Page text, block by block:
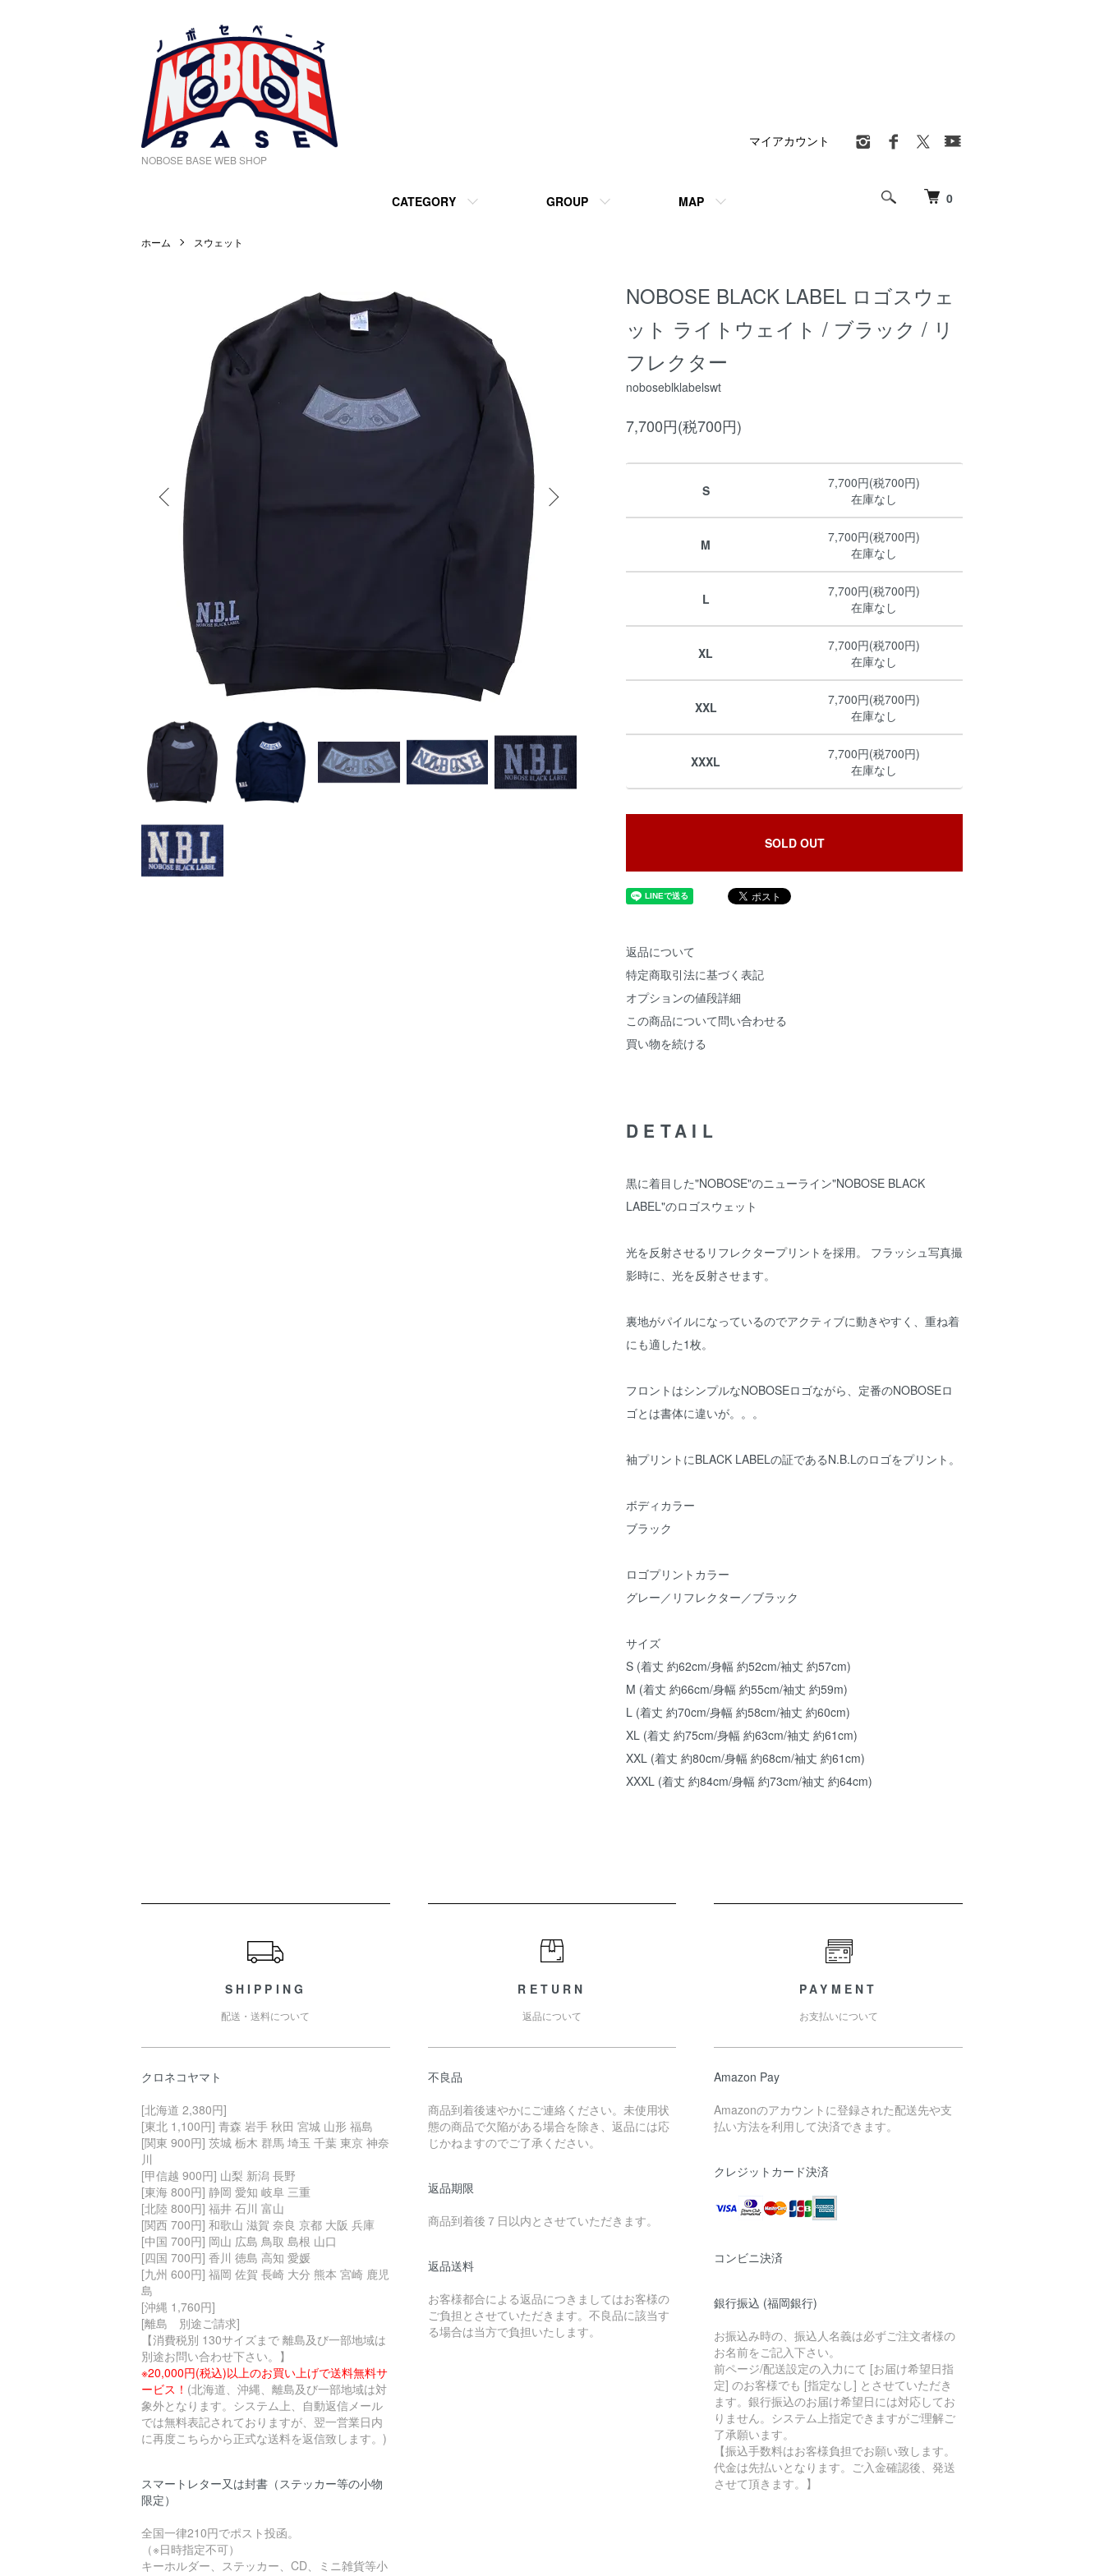
NOBOSE BASE WEB SHOP
0
CATEGORY GROUP MAP
マイアカウント
ホーム スウェット
NOBOSE BLACK LABEL ロゴスウェ
ット ライトウェイト / ブラック / リ
フレクター
noboseblklabelswt
7,700円(税700円)
S
7,700円(税700円)
在庫なし
M
7,700円(税700円)
在庫なし
L
7,700円(税700円)
在庫なし
XL
7,700円(税700円)
在庫なし
XXL
7,700円(税700円)
在庫なし
XXXL
7,700円(税700円)
在庫なし
SOLD OUT
返品について
特定商取引法に基づく表記
オプションの値段詳細
この商品について問い合わせる
買い物を続ける
DETAIL
黒に着目した"NOBOSE"のニューライン"NOBOSE BLACK
LABEL"のロゴスウェット
光を反射させるリフレクタープリントを採用。 フラッシュ写真撮
影時に、光を反射させます。
裏地がパイルになっているのでアクティブに動きやすく、重ね着
にも適した1枚。
フロントはシンプルなNOBOSEロゴながら、定番のNOBOSEロ
ゴとは書体に違いが。。。
袖プリントにBLACK LABELの証であるN.B.Lのロゴをプリント。
ボディカラー
ブラック
ロゴプリントカラー
グレー／リフレクター／ブラック
サイズ
S (着丈 約62cm/身幅 約52cm/袖丈 約57cm)
M (着丈 約66cm/身幅 約55cm/袖丈 約59m)
L (着丈 約70cm/身幅 約58cm/袖丈 約60cm)
XL (着丈 約75cm/身幅 約63cm/袖丈 約61cm)
XXL (着丈 約80cm/身幅 約68cm/袖丈 約61cm)
XXXL (着丈 約84cm/身幅 約73cm/袖丈 約64cm)
SHIPPING
配送・送料について
クロネコヤマト
[北海道 2,380円]
[東北 1,100円] 青森 岩手 秋田 宮城 山形 福島
[関東 900円] 茨城 栃木 群馬 埼玉 千葉 東京 神奈
川
[甲信越 900円] 山梨 新潟 長野
[東海 800円] 静岡 愛知 岐阜 三重
[北陸 800円] 福井 石川 富山
[関西 700円] 和歌山 滋賀 奈良 京都 大阪 兵庫
[中国 700円] 岡山 広島 鳥取 島根 山口
[四国 700円] 香川 徳島 高知 愛媛
[九州 600円] 福岡 佐賀 長崎 大分 熊本 宮崎 鹿児
島
[沖縄 1,760円]
[離島 別途ご請求]
【消費税別 130サイズまで 離島及び一部地域は
別途お問い合わせ下さい。】
※20,000円(税込)以上のお買い上げで送料無料サ
ービス！ (北海道、沖縄、離島及び一部地域は対
象外となります。システム上、自動返信メール
では無料表記されておりますが、翌一営業日内
に再度こちらから正式な送料を返信致します。)
スマートレター又は封書（ステッカー等の小物
限定）
全国一律210円でポスト投函。
（※日時指定不可）
キーホルダー、ステッカー、CD、ミニ雑貨等小
RETURN
返品について
不良品
商品到着後速やかにご連絡ください。未使用状
態の商品で欠陥がある場合を除き、返品には応
じかねますのでご了承ください。
返品期限
商品到着後７日以内とさせていただきます。
返品送料
お客様都合による返品につきましてはお客様の
ご負担とさせていただきます。不良品に該当す
る場合は当方で負担いたします。
PAYMENT
お支払いについて
Amazon Pay
Amazonのアカウントに登録された配送先や支
払い方法を利用して決済できます。
クレジットカード決済
コンビニ決済
銀行振込 (福岡銀行)
お振込み時の、振込人名義は必ずご注文者様の
お名前をご記入下さい。
前ページ/配送設定の入力にて [お届け希望日指
定] のお客様でも [指定なし] とさせていただき
ます。銀行振込のお届け希望日には対応してお
りません。システム上指定できますがご理解ご
了承願います。
【振込手数料はお客様負担でお願い致します。
代金は先払いとなります。ご入金確認後、発送
させて頂きます。】